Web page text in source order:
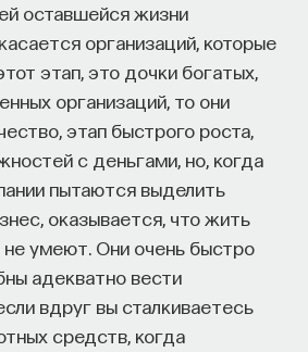
оставшейся жизни
организаций, которые
этап, это дочки богатых,
организаций, то они
этап быстрого роста,
с деньгами, но, когда
пытаются выделить
оказывается, что жить
умеют. Они очень быстро
адекватно вести
вдруг вы сталкиваетесь
средств, когда